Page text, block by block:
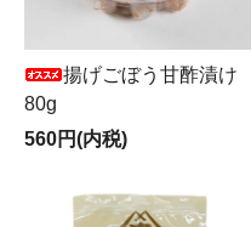
揚げごぼう甘酢漬け
80g
560円(内税)